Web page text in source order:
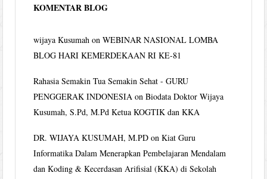
KOMENTAR BLOG
wijaya Kusumah onWEBINAR NASIONAL LOMBA
BLOG HARI KEMERDEKAAN RI KE-81
Rahasia Semakin Tua Semakin Sehat - GURU
PENGGERAK INDONESIA onBiodata Doktor Wijaya
Kusumah, S.Pd, M.Pd Ketua KOGTIK dan KKA
DR. WIJAYA KUSUMAH, M.PD onKiat Guru
Informatika Dalam Menerapkan Pembelajaran Mendalam
dan Koding & Kecerdasan Arifisial (KKA) di Sekolah